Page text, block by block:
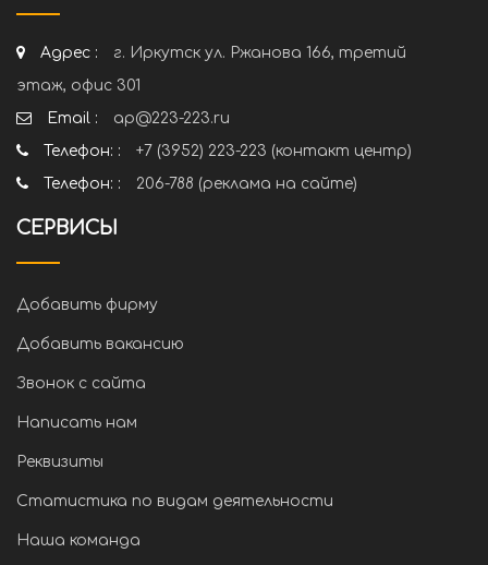
Адрес :
г. Иркутск ул. Ржанова 166, третий
этаж, офис 301
Email :
ap@223-223.ru
Телефон: :
+7 (3952) 223-223 (контакт центр)
Телефон: :
206-788 (реклама на сайте)
СЕРВИСЫ
Добавить фирму
Добавить вакансию
Звонок с сайта
Написать нам
Реквизиты
Статистика по видам деятельности
Наша команда